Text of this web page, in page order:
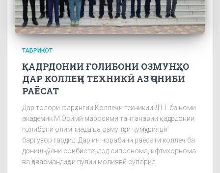
ТАБРИКОТ
ҚАДРДОНИИ ҒОЛИБОНИ ОЗМУНҲО
ДАР КОЛЛЕҶИ ТЕХНИКӢ АЗ ҶОНИБИ
РАЁСАТ
Дар толори фарҳангии Коллеҷи техникии ДТТ ба номи
академик М.Осимӣ маросими тантанавии қадрдонии
ғолибони олимпиада ва озмунҳои ҷумҳуриявӣ
баргузор гардид. Дар ин чорабинӣ раёсати коллеҷ ба
донишҷӯёни соҳибистеъдод сипоснома, ифтихорнома
ва ҳавасмандиҳои пулии молиявӣ супорид.